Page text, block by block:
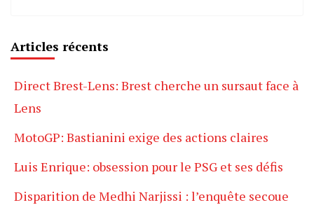
Articles récents
Direct Brest-Lens: Brest cherche un sursaut face à
Lens
MotoGP: Bastianini exige des actions claires
Luis Enrique: obsession pour le PSG et ses défis
Disparition de Medhi Narjissi : l’enquête secoue